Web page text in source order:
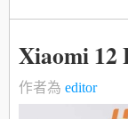
Xiaomi
作者為 editor